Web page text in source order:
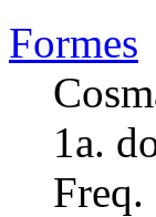
Formes
1a.
Freq.